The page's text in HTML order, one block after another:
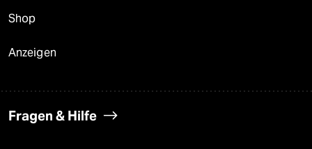
Shop
Anzeigen
Fragen & Hilfe